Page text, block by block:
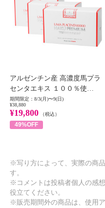
アルゼンチン産 高濃度馬プラ
センタエキス １００％使…
期間限定：8/3(月)〜9(日)
¥38,880
¥19,800 （税込）
49%OFF
※写り方によって、実際の商
す。
※コメントは投稿者個人の感
役立てください。
※販売期間外の商品は、使用